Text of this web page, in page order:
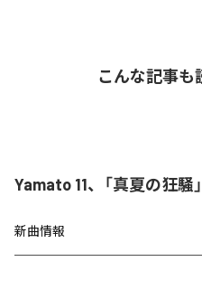
こんな記事も
Yamato 11、「真夏の狂騒
新曲情報